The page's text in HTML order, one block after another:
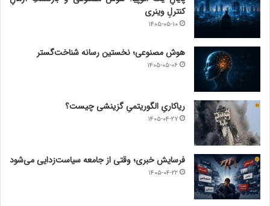
کنترلِ وینری
۱۴۰۵-۰۵-۱۰
هوش مصنوعی؛ نخستین رسانه شناخت‌گستر
۱۴۰۵-۰۵-۰۶
ریاکاریِ الگوریتمیِ گزینشی چیست؟
۱۴۰۵-۰۴-۲۷
فرسایش خبری؛ وقتی از جامعه سیاست‌زدایی می‌شود
۱۴۰۵-۰۴-۲۲